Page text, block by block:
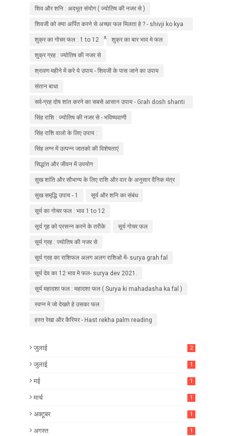
शिव और शनि : अदभूत संयोग ( ज्योतिष की नजर से )
शिवजी को क्या अर्पित करने से अच्छा फल मिलता हे ? - shivji ko kya
arpit kare ? Manokamna purti ke liye ?
शुक्र का गोचर फल : 1 to 12 शुक्र का बार भाव मे फल
शुक्र ग्रह : ज्योतिष की नजर से
श्रावण महीने में करे ये उपाय - शिवजी के पास जाने का उपाय
संतान बाधा
सर्व-ग्रह दोष शांत करने का सबसे आसान उपाय - Grah dosh shanti
upaay
सिंह राशि : ज्योतिष की नजर से - भविष्यवाणी
सिंह राशि वालो के लिए उपाय :
सिंह लग्न में उत्पन्न जातको की विशेषताएं
सिद्धांत और जीवन में उपयोग
सुख शांति और सौभाग्य के लिए राशि और वार के अनुसार दैनिक मंत्र
सुख समृद्धि उपाय - 1 सूर्य और शनि का संबंध
सूर्य का गोचर फल : भाव 1 to 12
सूर्य गृह को प्रसन्न करने के तरीके सूर्य गोचर फल
सूर्य ग्रह : ज्योतिष की नजर से
सूर्य ग्रह का राशिफल अलग अलग राशिओ में- surya grah fal
सूर्य देव का 12 भाव मे फल- surya dev 2021.
सूर्य महादशा फल : महादशा फल ( Surya ki mahadasha ka fal )
स्वप्न मे जो देखते हे उसका फल
हस्त रेखा और कैरियर - Hast rekha palm reading
जुलाई 2
जुलाई 1
मई 1
मार्च 1
अक्टूबर 1
अगस्त 1